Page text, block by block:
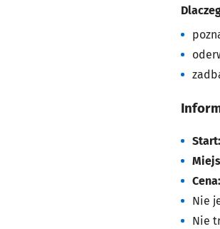
Start:
Cena:
Nie
Nie